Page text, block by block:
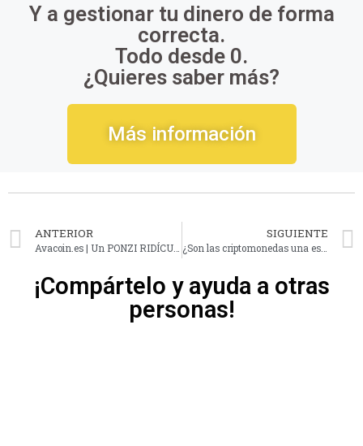
Y a gestionar tu dinero de forma
correcta.
Todo desde 0.
¿Quieres saber más?
Más información
ANTERIOR SIGUIENTE
¿Son las criptomonedas una estafa?
¡Compártelo y ayuda a otras
personas!